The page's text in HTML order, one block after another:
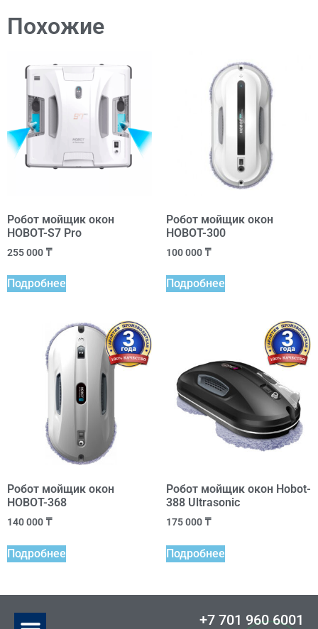
Похожие
Робот мойщик окон
HOBOT-S7 Pro
255 000 ₸
Подробнее
Робот мойщик окон
HOBOT-300
100 000 ₸
Подробнее
Робот мойщик окон
HOBOT-368
140 000 ₸
Подробнее
Робот мойщик окон Hobot-
388 Ultrasonic
175 000 ₸
Подробнее
+7 701 960 6001